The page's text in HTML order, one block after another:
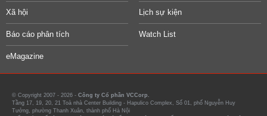
Xã hội Lịch sự kiện
Báo cáo phân tích Watch List
eMagazine
© Copyright 2007 - 2026 - Công ty Cổ phần VCCorp.
Tầng 17, 19, 20, 21 Toà nhà Center Building - Hapulico Complex, Số 01, phố Nguyễn Huy
Tưởng, phường Thanh Xuân, thành phố Hà Nội